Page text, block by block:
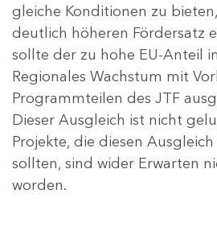
gleiche Konditionen zu
deutlich höheren Fördersatz
sollte der zu hohe EU-Anteil
Regionales Wachstum mit
Programmteilen des JTF
Dieser Ausgleich ist nicht
Projekte, die diesen
sollten, sind wider Erwarten
worden.